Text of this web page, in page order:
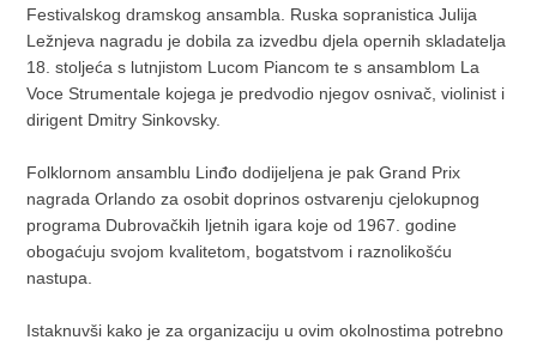
Festivalskog dramskog ansambla. Ruska sopranistica Julija
Ležnjeva nagradu je dobila za izvedbu djela opernih skladatelja
18. stoljeća s lutnjistom Lucom Piancom te s ansamblom La
Voce Strumentale kojega je predvodio njegov osnivač, violinist i
dirigent Dmitry Sinkovsky.
Folklornom ansamblu Linđo dodijeljena je pak Grand Prix
nagrada Orlando za osobit doprinos ostvarenju cjelokupnog
programa Dubrovačkih ljetnih igara koje od 1967. godine
obogaćuju svojom kvalitetom, bogatstvom i raznolikošću
nastupa.
Istaknuvši kako je za organizaciju u ovim okolnostima potrebno